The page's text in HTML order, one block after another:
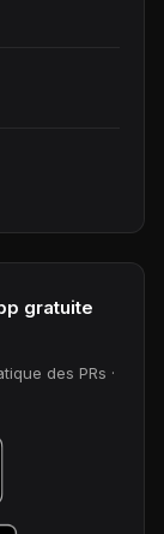
gratuite
des PRs ·